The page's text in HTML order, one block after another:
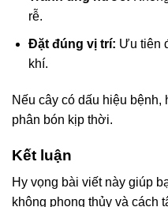
rễ.
Đặt đúng vị trí: Ưu tiên
khí.
Nếu cây có dấu hiệu bệnh,
phân bón kịp thời.
Kết luận
Hy vọng bài viết này giúp
không phong thủy và cách